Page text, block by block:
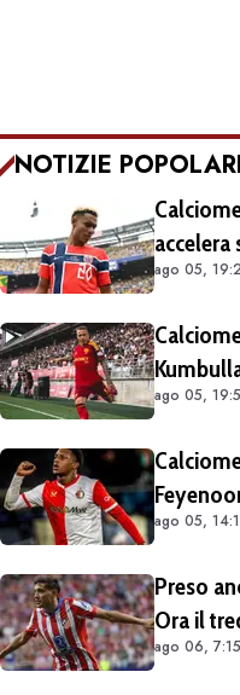
NOTIZIE POPOLARI
accelera
obiettivi
ago 05,
Spagna
ago 05,
milioni di
ago 05,
Preso
Ora il
ago 06, 7:15